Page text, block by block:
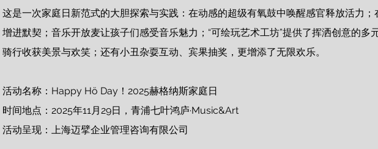
这是一次家庭日新范式的大胆探索与实践：在动感的超级有氧鼓中唤醒感官释放活力；
增进默契；音乐开放麦让孩子们感受音乐魅力；“可绘玩艺术工坊”提供了挥洒创意的多
骑行收获美景与欢笑；还有小丑杂耍互动、宾果抽奖，更增添了无限欢乐。
活动名称：Happy Hö Day！2025赫格纳斯家庭日
时间地点：2025年11月29日，青浦七叶鸿庐·Music&Art
活动呈现：上海迈擘企业管理咨询有限公司